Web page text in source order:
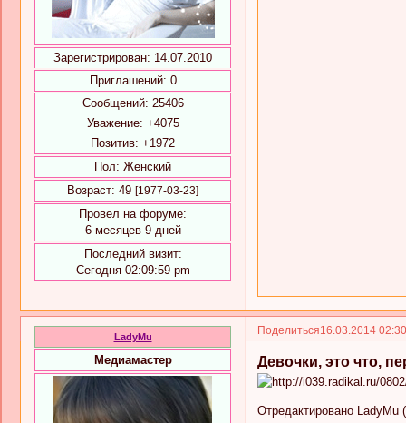
Зарегистрирован: 14.07.2010
Приглашений: 0
Сообщений: 25406
Уважение: +4075
Позитив: +1972
Пол: Женский
Возраст: 49 [1977-03-23]
Провел на форуме:
6 месяцев 9 дней
Последний визит:
Сегодня 02:09:59 pm
Поделиться16.03.2014
LadyMu
Медиамастер Девочки, это что,
Отредактировано LadyMu